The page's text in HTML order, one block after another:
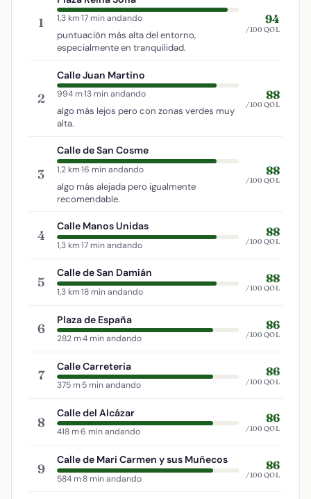
1 1,3 km·17 min andando
puntuación más alta del entorno,
especialmente en tranquilidad.
94
/100 QOL
2
Calle Juan Martino
994 m·13 min andando
algo más lejos pero con zonas verdes muy
alta.
88
/100 QOL
3
Calle de San Cosme
1,2 km·16 min andando
algo más alejada pero igualmente
recomendable.
88
/100 QOL
4
Calle Manos Unidas
1,3 km·17 min andando
88
/100 QOL
5
Calle de San Damián
1,3 km·18 min andando
88
/100 QOL
6
Plaza de España
282 m·4 min andando
86
/100 QOL
7
Calle Carreteria
375 m·5 min andando
86
/100 QOL
8
Calle del Alcázar
418 m·6 min andando
86
/100 QOL
9
Calle de Mari Carmen y sus Muñecos
584 m·8 min andando
86
/100 QOL